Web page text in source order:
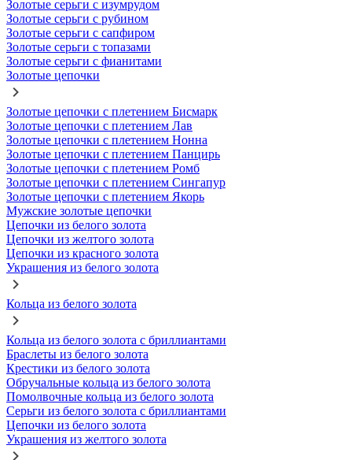
Золотые серьги с изумрудом
Золотые серьги с рубином
Золотые серьги с сапфиром
Золотые серьги с топазами
Золотые серьги с фианитами
Золотые цепочки
Золотые цепочки с плетением Бисмарк
Золотые цепочки с плетением Лав
Золотые цепочки с плетением Нонна
Золотые цепочки с плетением Панцирь
Золотые цепочки с плетением Ромб
Золотые цепочки с плетением Сингапур
Золотые цепочки с плетением Якорь
Мужские золотые цепочки
Цепочки из белого золота
Цепочки из желтого золота
Цепочки из красного золота
Украшения из белого золота
Кольца из белого золота
Кольца из белого золота с бриллиантами
Браслеты из белого золота
Крестики из белого золота
Обручальные кольца из белого золота
Помолвочные кольца из белого золота
Серьги из белого золота с бриллиантами
Цепочки из белого золота
Украшения из желтого золота